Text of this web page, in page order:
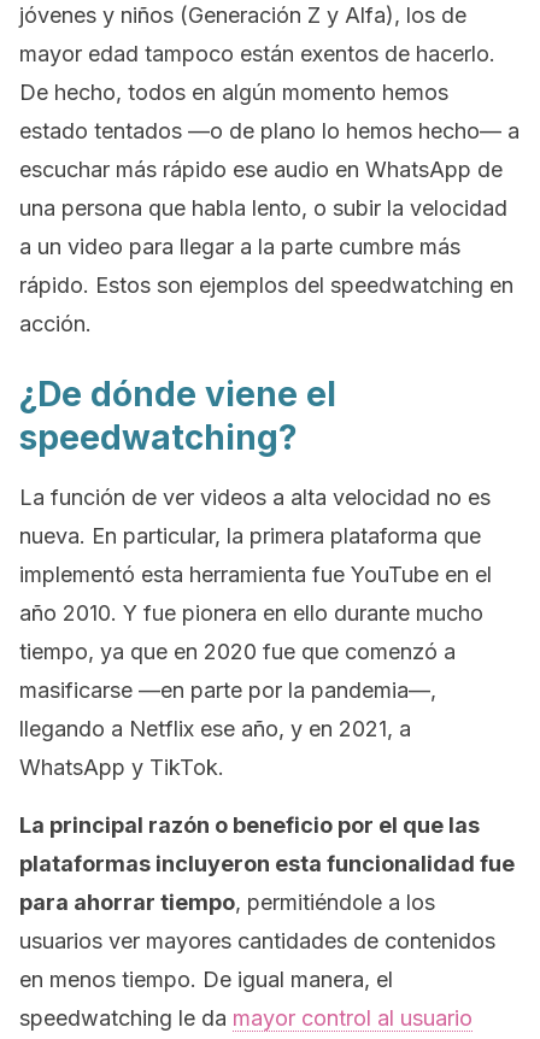
jóvenes y niños (Generación Z y Alfa), los de
mayor edad tampoco están exentos de hacerlo.
De hecho, todos en algún momento hemos
estado tentados —o de plano lo hemos hecho— a
escuchar más rápido ese audio en WhatsApp de
una persona que habla lento, o subir la velocidad
a un video para llegar a la parte cumbre más
rápido. Estos son ejemplos del speedwatching en
acción.
¿De dónde viene el
speedwatching?
La función de ver videos a alta velocidad no es
nueva. En particular, la primera plataforma que
implementó esta herramienta fue YouTube en el
año 2010. Y fue pionera en ello durante mucho
tiempo, ya que en 2020 fue que comenzó a
masificarse —en parte por la pandemia—,
llegando a Netflix ese año, y en 2021, a
WhatsApp y TikTok.
La principal razón o beneficio por el que las
plataformas incluyeron esta funcionalidad fue
para ahorrar tiempo, permitiéndole a los
usuarios ver mayores cantidades de contenidos
en menos tiempo. De igual manera, el
speedwatching le da mayor control al usuario